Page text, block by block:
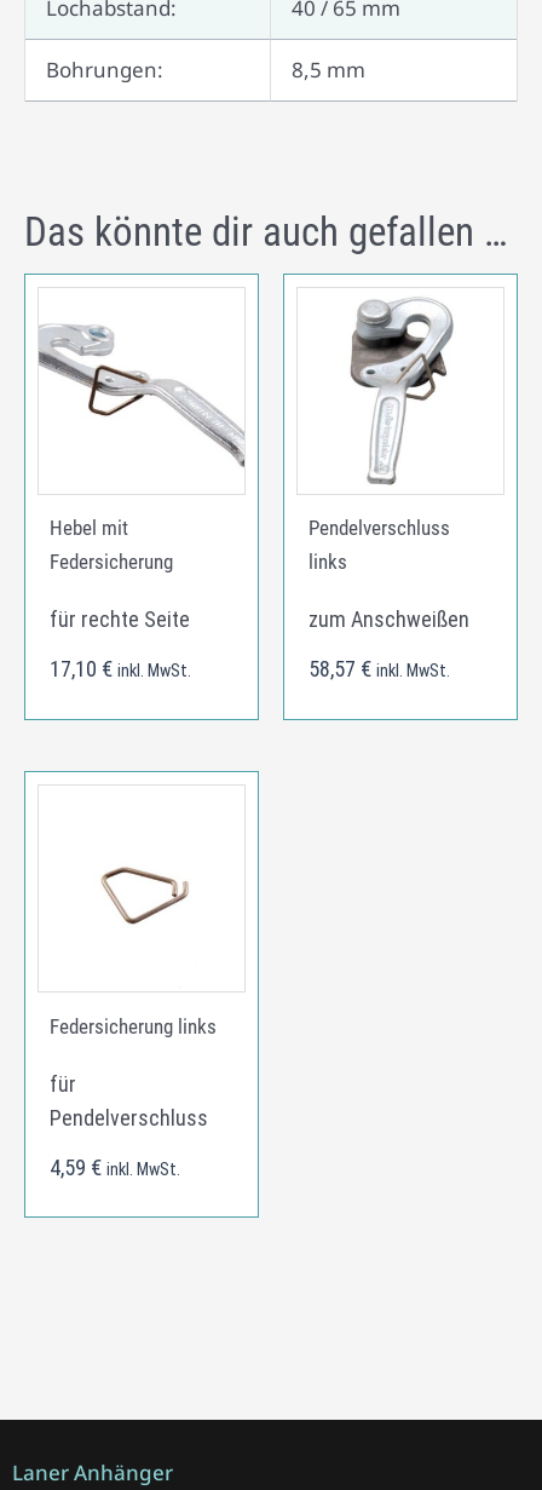
Lochabstand: 40 / 65 mm
Bohrungen: 8,5 mm
Das könnte dir auch gefallen …
Hebel mit
Federsicherung
für rechte Seite
17,10 € inkl. MwSt.
Pendelverschluss
links
zum Anschweißen
58,57 € inkl. MwSt.
Federsicherung links
für
Pendelverschluss
4,59 € inkl. MwSt.
Laner Anhänger